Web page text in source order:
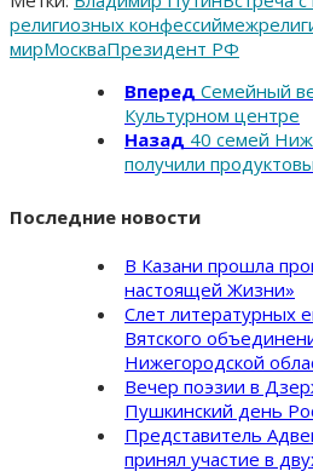
религиозных конфессий
мирМоскваПрезидент РФ
Вперед Семейный
Культурном центре
Назад 40 семей
получили
Последние новости
В Казани прошла
настоящей Жизни»
Слет литературных
Вятского
Нижегородской
Вечер поэзии в
Пушкинский день
Представитель
принял участие в